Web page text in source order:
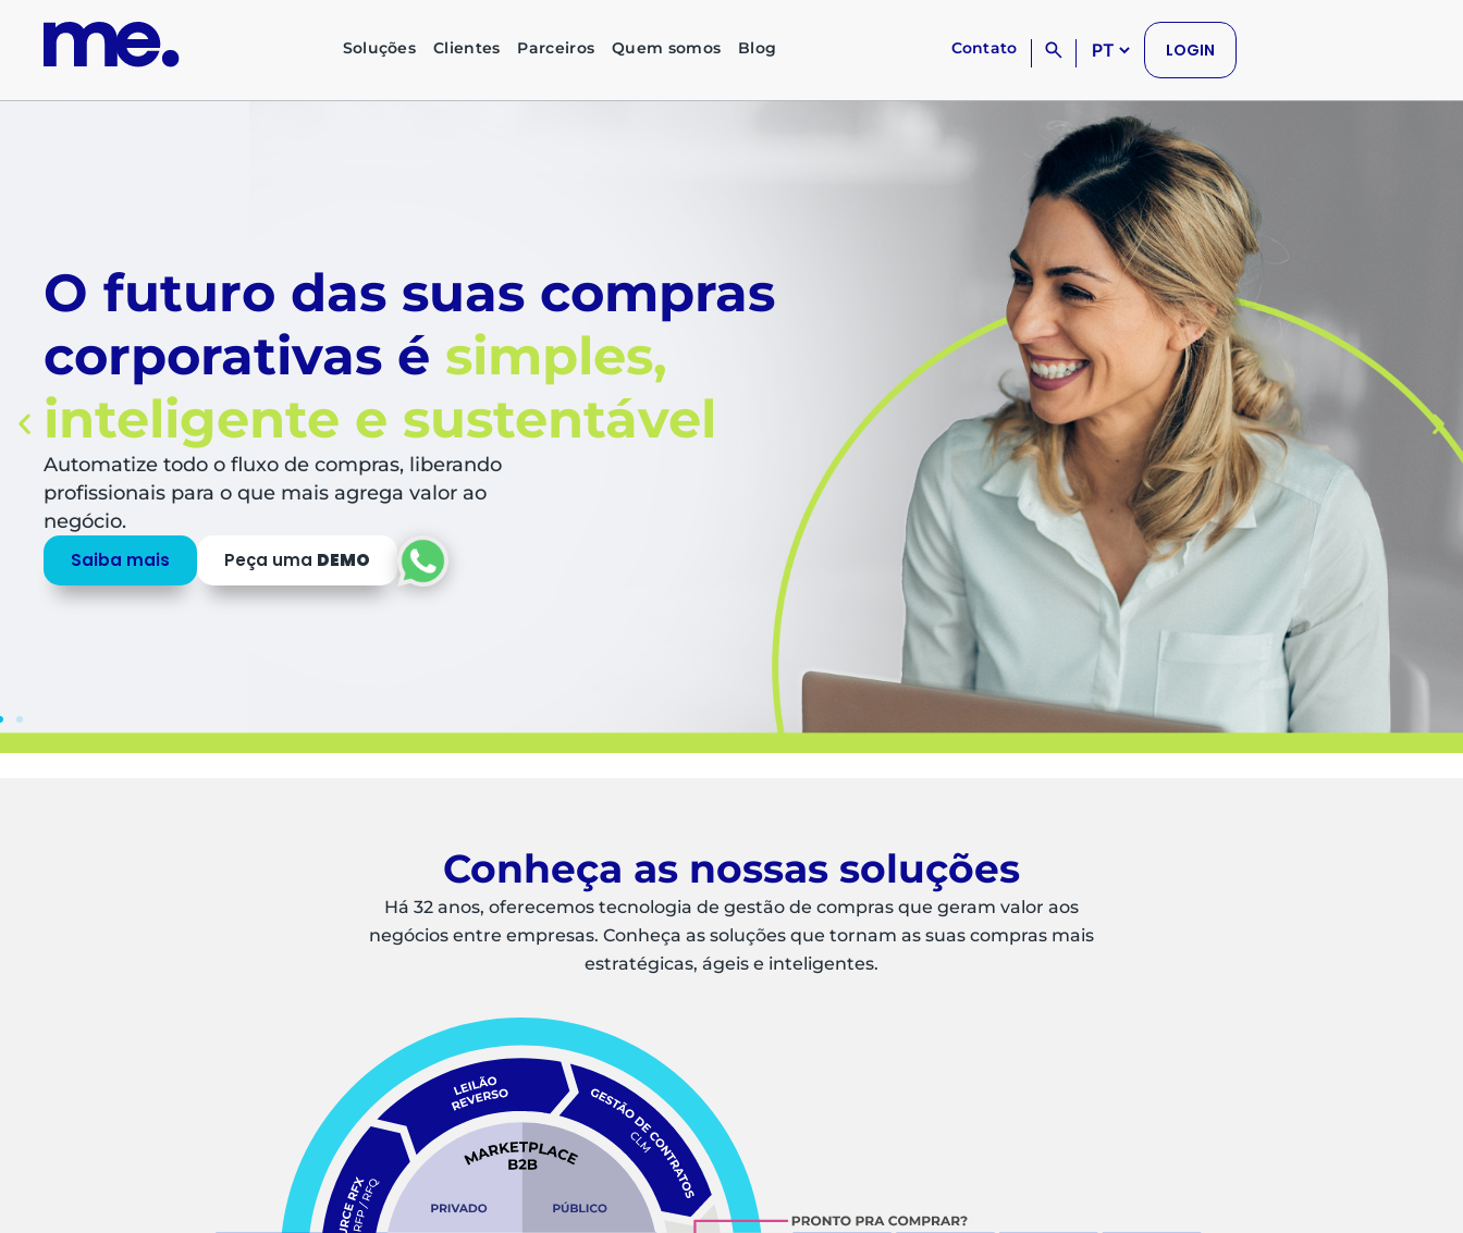
Soluções Clientes Parceiros Quem somos Blog Contato LOGIN
O futuro das suas compras
corporativas é simples,
inteligente e sustentável
Automatize todo o fluxo de compras, liberando
profissionais para o que mais agrega valor ao
negócio.
Saiba mais Peça uma DEMO
Conheça as nossas soluções
Há 32 anos, oferecemos tecnologia de gestão de compras que geram valor aos
negócios entre empresas. Conheça as soluções que tornam as suas compras mais
estratégicas, ágeis e inteligentes.